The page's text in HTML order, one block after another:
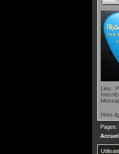
Lieu :
Hors
Pages:
Accueil